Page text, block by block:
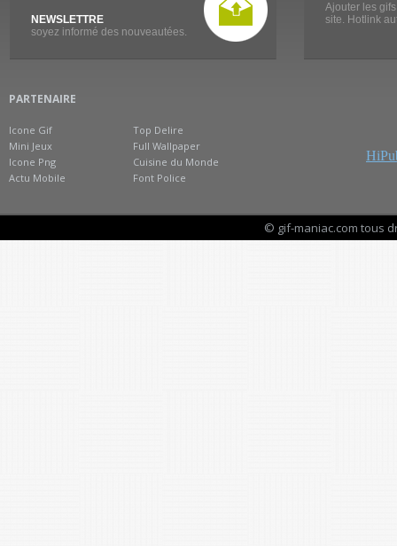
NEWSLETTRE
soyez informé des nouveautées.
Ajouter les
site. Hotlink
PARTENAIRE
Icone Gif
Mini Jeux
Icone Png
Actu Mobile
Top Delire
Full Wallpaper
Cuisine du Monde
Font Police
© gif-maniac.com tous